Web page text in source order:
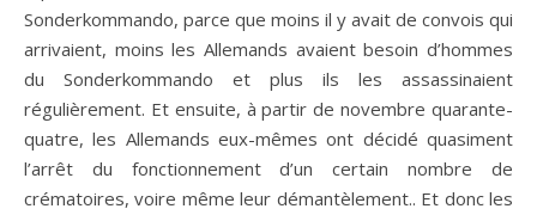
Sonderkommando, parce que moins il y avait de convois qui
arrivaient, moins les Allemands avaient besoin d’hommes
du Sonderkommando et plus ils les assassinaient
régulièrement. Et ensuite, à partir de novembre quarante-
quatre, les Allemands eux-mêmes ont décidé quasiment
l’arrêt du fonctionnement d’un certain nombre de
crématoires, voire même leur démantèlement.. Et donc les